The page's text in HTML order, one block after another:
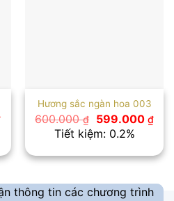
Giá
là:
650.000 ₫.
Hương sắc ngàn hoa 003
600.000₫
Giá
gốc
là:
599.000 ₫Giá
hiện
là:
Tiết kiệm: 0.2%
thông tin các chương trình